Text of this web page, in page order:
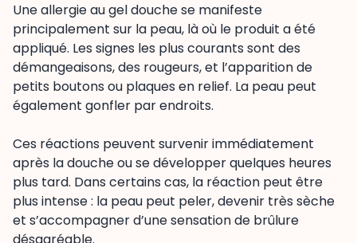
Une allergie au gel douche se manifeste
principalement sur la peau, là où le produit a été
appliqué. Les signes les plus courants sont des
démangeaisons, des rougeurs, et l’apparition de
petits boutons ou plaques en relief. La peau peut
également gonfler par endroits.
Ces réactions peuvent survenir immédiatement
après la douche ou se développer quelques heures
plus tard. Dans certains cas, la réaction peut être
plus intense : la peau peut peler, devenir très sèche
et s’accompagner d’une sensation de brûlure